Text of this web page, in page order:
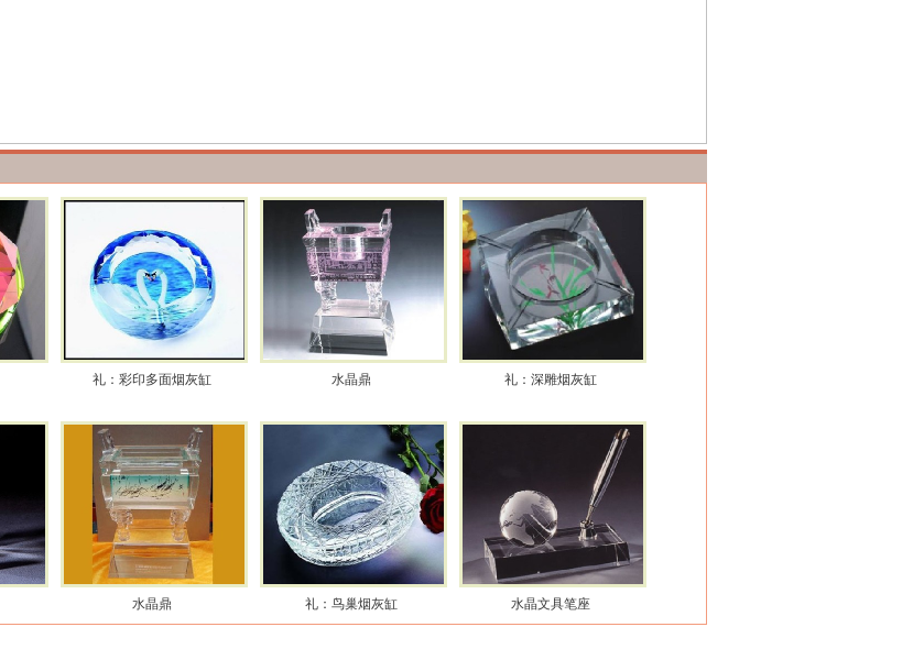
礼：彩印多面烟灰缸 水晶鼎 礼：深雕烟灰缸
水晶鼎 礼：鸟巢烟灰缸 水晶文具笔座